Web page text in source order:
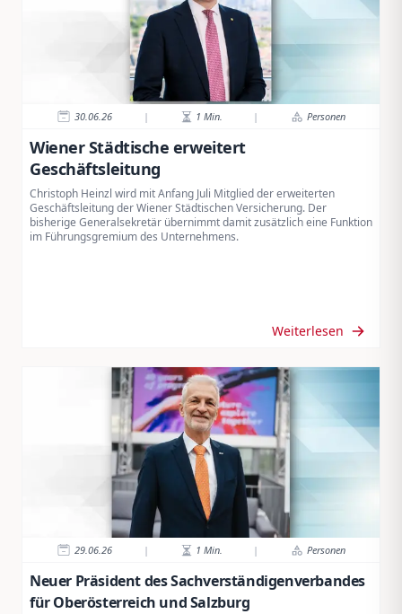
30.06.26 | 1 Min. | Personen
Wiener Städtische erweitert
Geschäftsleitung
Christoph Heinzl wird mit Anfang Juli Mitglied der erweiterten
Geschäftsleitung der Wiener Städtischen Versicherung. Der
bisherige Generalsekretär übernimmt damit zusätzlich eine Funktion
im Führungsgremium des Unternehmens.
Weiterlesen
29.06.26 | 1 Min. | Personen
Neuer Präsident des Sachverständigenverbandes
für Oberösterreich und Salzburg